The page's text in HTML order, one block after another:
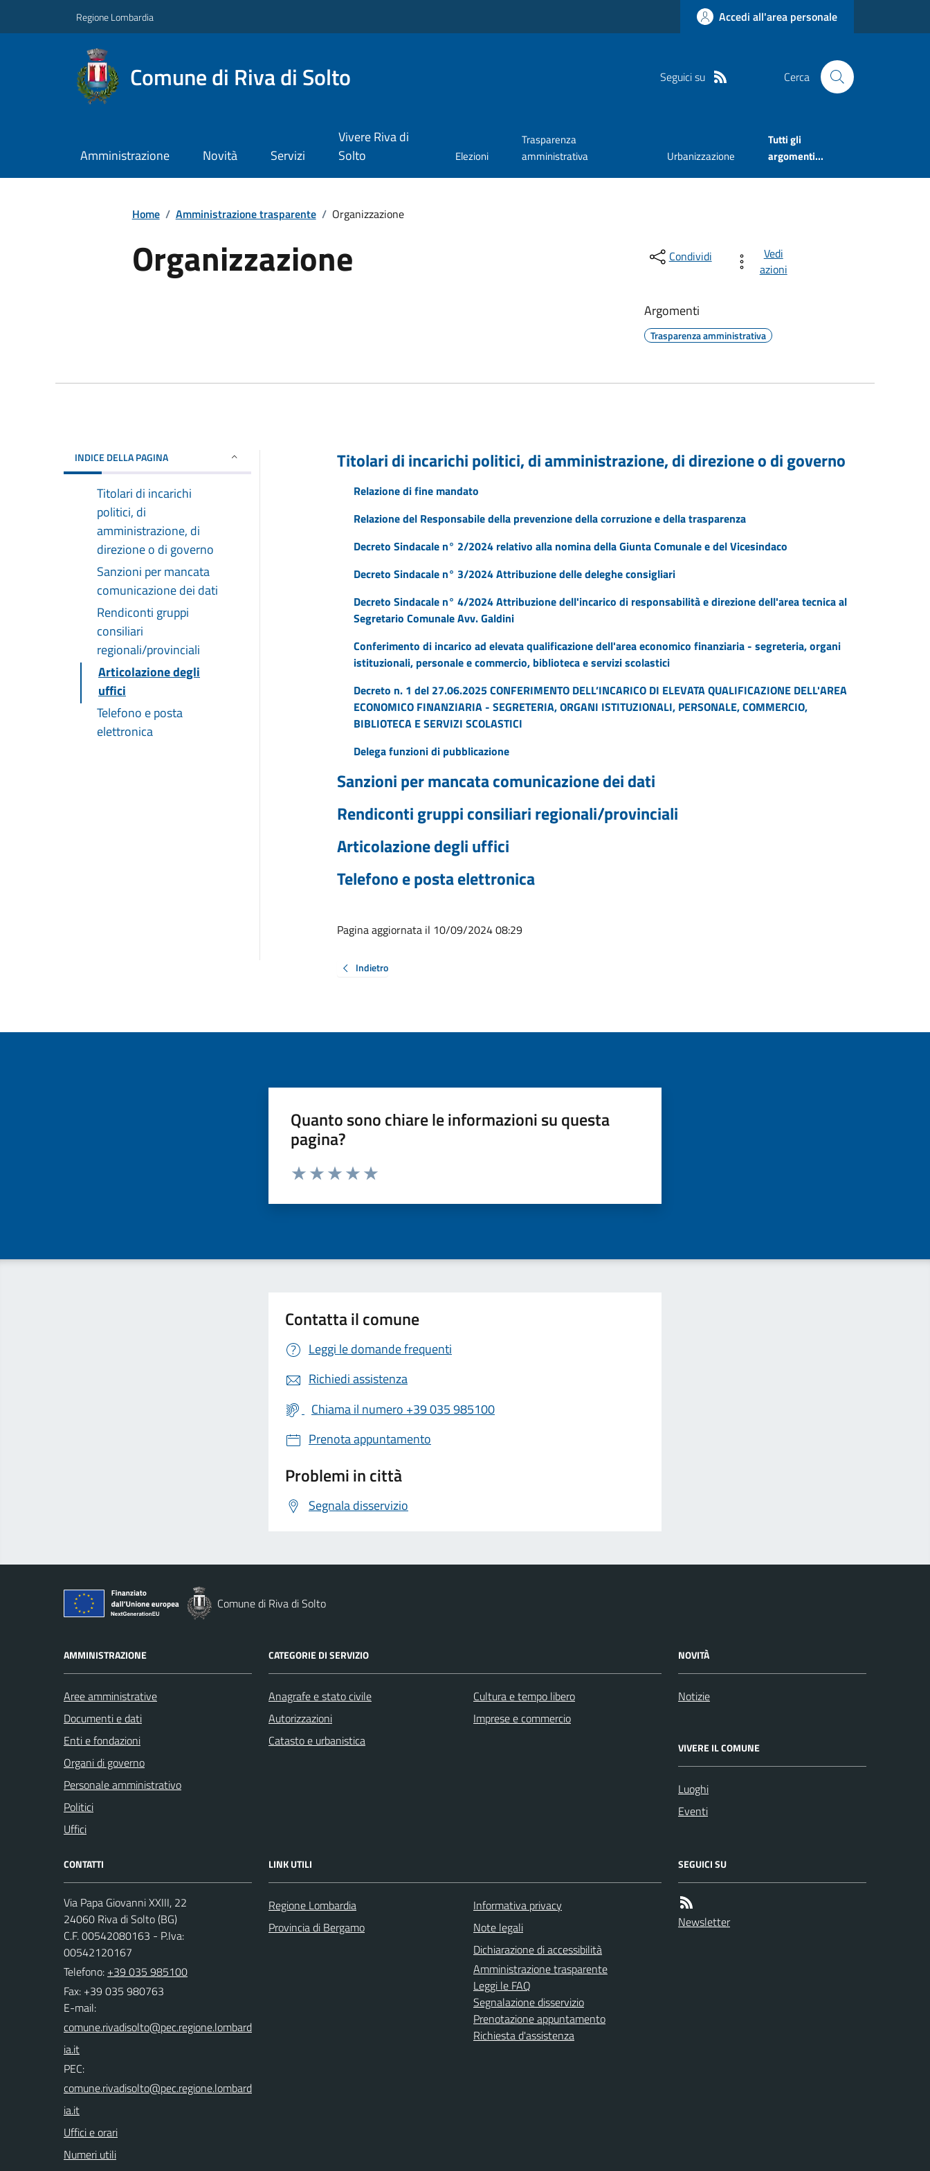
Regione Lombardia Accedi all'area personale
Comune di Riva di Solto Seguici su Cerca
Amministrazione Novità Servizi
Vivere Riva di
Solto
Elezioni
Trasparenza
amministrativa
Urbanizzazione
Tutti gli
argomenti...
Home / Amministrazione trasparente / Organizzazione
Organizzazione Condividi
Vedi
azioni
Argomenti
Trasparenza amministrativa
INDICE DELLA PAGINA
Titolari di incarichi
politici, di
amministrazione, di
direzione o di governo
Sanzioni per mancata
comunicazione dei dati
Rendiconti gruppi
consiliari
regionali/provinciali
Articolazione degli
uffici
Telefono e posta
elettronica
Titolari di incarichi politici, di amministrazione, di direzione o di governo
Relazione di fine mandato
Relazione del Responsabile della prevenzione della corruzione e della trasparenza
Decreto Sindacale n° 2/2024 relativo alla nomina della Giunta Comunale e del Vicesindaco
Decreto Sindacale n° 3/2024 Attribuzione delle deleghe consigliari
Decreto Sindacale n° 4/2024 Attribuzione dell'incarico di responsabilità e direzione dell'area tecnica al
Segretario Comunale Avv. Galdini
Conferimento di incarico ad elevata qualificazione dell'area economico finanziaria - segreteria, organi
istituzionali, personale e commercio, biblioteca e servizi scolastici
Decreto n. 1 del 27.06.2025 CONFERIMENTO DELL’INCARICO DI ELEVATA QUALIFICAZIONE DELL'AREA
ECONOMICO FINANZIARIA - SEGRETERIA, ORGANI ISTITUZIONALI, PERSONALE, COMMERCIO,
BIBLIOTECA E SERVIZI SCOLASTICI
Delega funzioni di pubblicazione
Sanzioni per mancata comunicazione dei dati
Rendiconti gruppi consiliari regionali/provinciali
Articolazione degli uffici
Telefono e posta elettronica
Pagina aggiornata il 10/09/2024 08:29
Indietro
Quanto sono chiare le informazioni su questa
pagina?
Valuta da 1 a 5 stelle la pagina
Contatta il comune
Leggi le domande frequenti
Richiedi assistenza
Chiama il numero +39 035 985100
Prenota appuntamento
Problemi in città
Segnala disservizio
Comune di Riva di Solto
AMMINISTRAZIONE
Aree amministrative
Documenti e dati
Enti e fondazioni
Organi di governo
Personale amministrativo
Politici
Uffici
CATEGORIE DI SERVIZIO
Anagrafe e stato civile
Autorizzazioni
Catasto e urbanistica
Cultura e tempo libero
Imprese e commercio
NOVITÀ
Notizie
VIVERE IL COMUNE
Luoghi
Eventi
CONTATTI
Via Papa Giovanni XXIII, 22
24060 Riva di Solto (BG)
C.F. 00542080163 - P.Iva:
00542120167
Telefono: +39 035 985100
Fax: +39 035 980763
E-mail:
PEC:
Uffici e orari
Numeri utili
LINK UTILI
Regione Lombardia
Provincia di Bergamo
Informativa privacy
Note legali
Dichiarazione di accessibilità
Amministrazione trasparente
Leggi le FAQ
Segnalazione disservizio
Prenotazione appuntamento
Richiesta d'assistenza
SEGUICI SU
Newsletter